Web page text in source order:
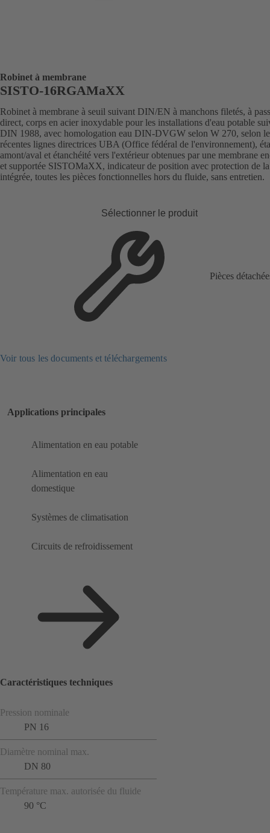
Robinet à membrane
SISTO-16RGAMaXX
Robinet à membrane à seuil suivant DIN/EN à manchons filetés, à
direct, corps en acier inoxydable pour les installations d'eau potable
DIN 1988, avec homologation eau DIN-DVGW selon W 270, selon
récentes lignes directrices UBA (Office fédéral de l'environnement),
amont/aval et étanchéité vers l'extérieur obtenues par une membrane
et supportée SISTOMaXX, indicateur de position avec protection de
intégrée, toutes les pièces fonctionnelles hors du fluide, sans entretien.
Sélectionner le produit
Pièces
Voir tous les documents et téléchargements
Applications principales
Alimentation en eau potable
Alimentation en eau
domestique
Systèmes de climatisation
Circuits de refroidissement
Caractéristiques techniques
Pression nominale
PN 16
Diamètre nominal max.
DN 80
Température max. autorisée du fluide
90 °C